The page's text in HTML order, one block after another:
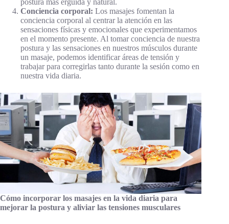
postura más erguida y natural.
Conciencia corporal: Los masajes fomentan la
conciencia corporal al centrar la atención en las
sensaciones físicas y emocionales que experimentamos
en el momento presente. Al tomar conciencia de nuestra
postura y las sensaciones en nuestros músculos durante
un masaje, podemos identificar áreas de tensión y
trabajar para corregirlas tanto durante la sesión como en
nuestra vida diaria.
Cómo incorporar los masajes en la vida diaria para
mejorar la postura y aliviar las tensiones musculares